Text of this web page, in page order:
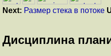
Next: Размер стека в потоке
Дисциплина